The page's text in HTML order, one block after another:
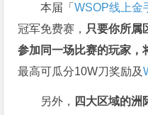
本届「WSOP线上金
冠军免费赛， 只要你所属
参加同一场比赛的玩家，
最高可瓜分10W刀奖励及
另外， 四大区域的洲